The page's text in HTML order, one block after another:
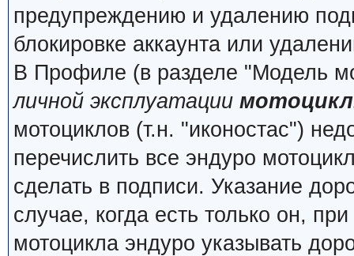
предупреждению и удалению
блокировке аккаунта или
В Профиле (в разделе "Модель
личной эксплуатации
мотоциклов (т.н. "иконостас")
перечислить все эндуро
сделать в подписи. Указание
случае, когда есть только он,
мотоцикла эндуро указывать